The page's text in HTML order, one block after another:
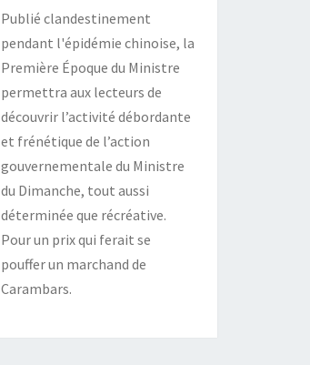
Publié clandestinement
pendant l'épidémie chinoise, la
Première Époque du Ministre
permettra aux lecteurs de
découvrir l’activité débordante
et frénétique de l’action
gouvernementale du Ministre
du Dimanche, tout aussi
déterminée que récréative.
Pour un prix qui ferait se
pouffer un marchand de
Carambars.